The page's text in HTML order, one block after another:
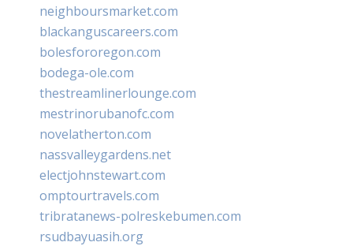
neighboursmarket.com
blackanguscareers.com
bolesfororegon.com
bodega-ole.com
thestreamlinerlounge.com
mestrinorubanofc.com
novelatherton.com
nassvalleygardens.net
electjohnstewart.com
omptourtravels.com
tribratanews-polreskebumen.com
rsudbayuasih.org